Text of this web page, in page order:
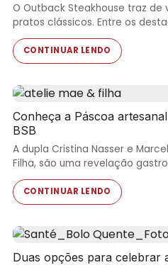
O Outback Steakhouse traz de
pratos clássicos. Entre os
CONTINUAR LENDO
Conheça a Páscoa
BSB
A dupla Cristina Nasser e
Filha, são uma revelação
CONTINUAR LENDO
Duas opções para celebrar